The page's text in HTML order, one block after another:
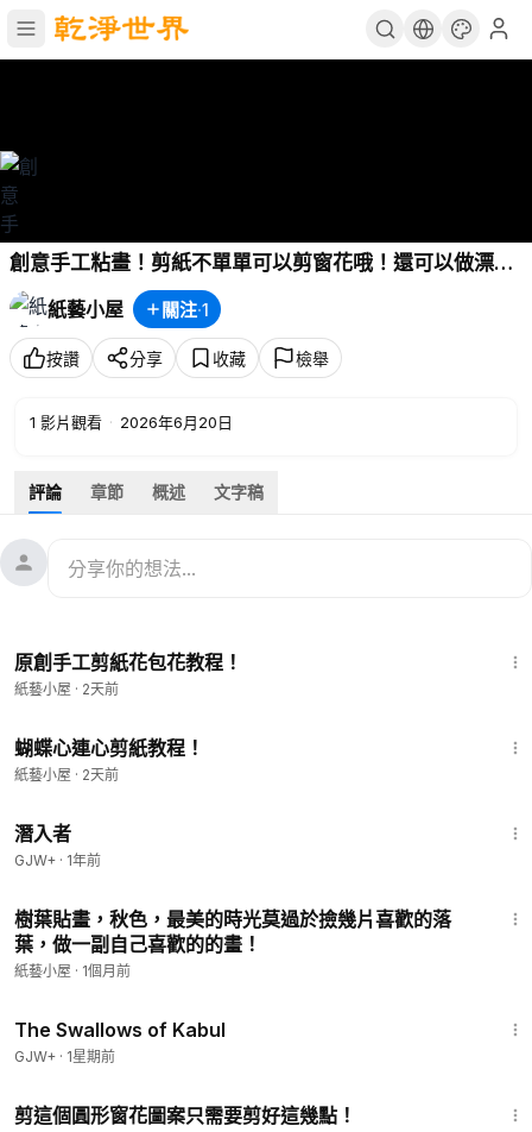
創意手工粘畫！剪紙不單單可以剪窗花哦！還可以做漂亮
的手工粘畫哦！春天來了，小燕子飛回來了！快來和我一
起做手工吧！
紙藝小屋 關注·1
按讚 分享 收藏 檢舉
1 影片觀看 · 2026年6月20日
評論 章節 概述 文字稿
原創手工剪紙花包花教程！
紙藝小屋 · 2天前
蝴蝶心連心剪紙教程！
紙藝小屋 · 2天前
潛入者
GJW+ · 1年前
樹葉貼畫，秋色，最美的時光莫過於撿幾片喜歡的落
葉，做一副自己喜歡的的畫！
紙藝小屋 · 1個月前
The Swallows of Kabul
GJW+ · 1星期前
剪這個圓形窗花圖案只需要剪好這幾點！